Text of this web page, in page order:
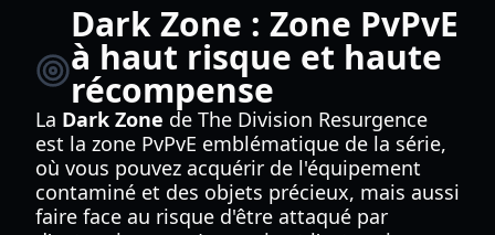
Dark Zone : Zone PvPvE
à haut risque et haute
récompense
La Dark Zone de The Division Resurgence
est la zone PvPvE emblématique de la série,
où vous pouvez acquérir de l'équipement
contaminé et des objets précieux, mais aussi
faire face au risque d'être attaqué par